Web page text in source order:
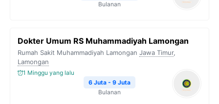
Bulanan
Dokter Umum RS Muhammadiyah Lamongan
Rumah Sakit Muhammadiyah Lamongan Jawa Timur,
Lamongan
1 Minggu yang lalu
6 Juta - 9 Juta
Bulanan